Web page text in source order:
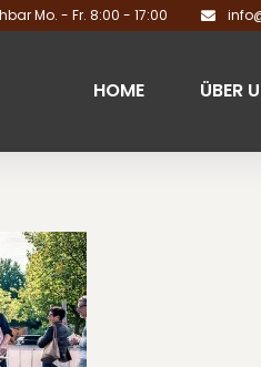
Mo. - Fr. 8:00 - 17:00
HOME ÜBER